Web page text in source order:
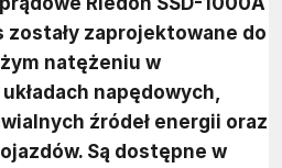
zaprojektowane do
natężeniu w
napędowych,
źródeł energii oraz
Są dostępne w